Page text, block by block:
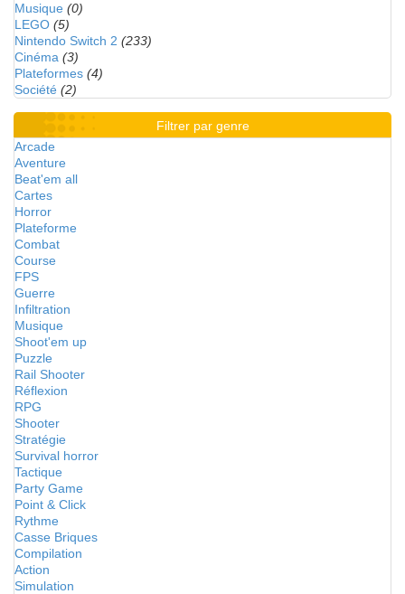
Musique (0)
LEGO (5)
Nintendo Switch 2 (233)
Cinéma (3)
Plateformes (4)
Société (2)
Filtrer par genre
Arcade
Aventure
Beat'em all
Cartes
Horror
Plateforme
Combat
Course
FPS
Guerre
Infiltration
Musique
Shoot'em up
Puzzle
Rail Shooter
Réflexion
RPG
Shooter
Stratégie
Survival horror
Tactique
Party Game
Point & Click
Rythme
Casse Briques
Compilation
Action
Simulation